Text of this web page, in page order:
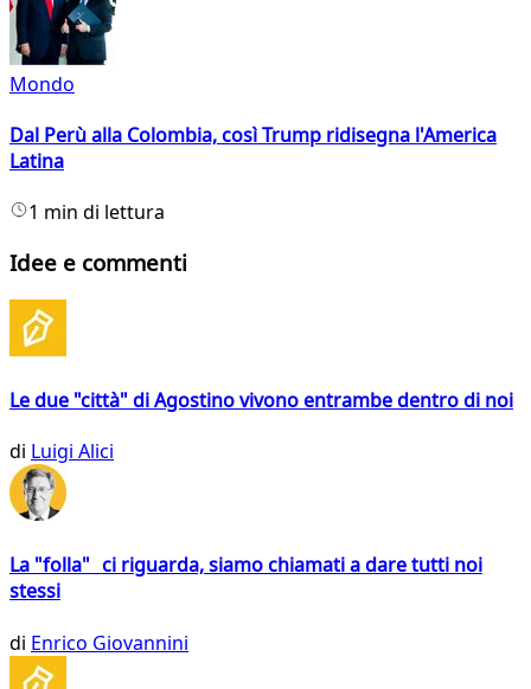
Mondo
Dal Perù alla Colombia, così Trump ridisegna l'America
Latina
1 min di lettura
Idee e commenti
Le due "città" di Agostino vivono entrambe dentro di noi
di Luigi Alici
La "folla" ci riguarda, siamo chiamati a dare tutti noi
stessi
di Enrico Giovannini